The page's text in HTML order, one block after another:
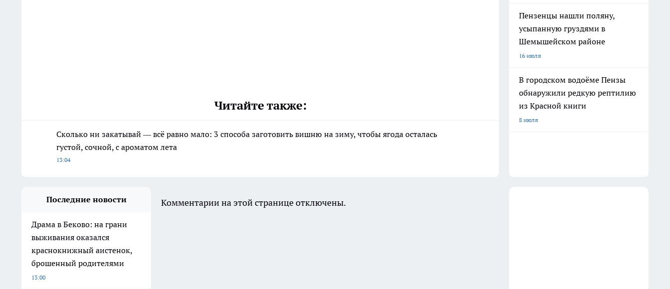
Читайте также:
Сколько ни закатывай — всё равно мало: 3 способа заготовить вишню на зиму, чтобы ягода осталась
густой, сочной, с ароматом лета
13:04
Пензенцы нашли поляну,
усыпанную груздями в
Шемышейском районе
16 июля
В городском водоёме Пензы
обнаружили редкую рептилию
из Красной книги
8 июля
Последние новости
Драма в Беково: на грани
выживания оказался
краснокнижный аистенок,
брошенный родителями
13:00
Комментарии на этой странице отключены.